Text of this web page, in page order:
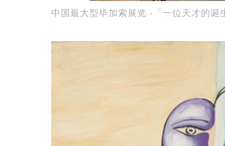
中国最大型毕加索展览 -「一位天才的诞